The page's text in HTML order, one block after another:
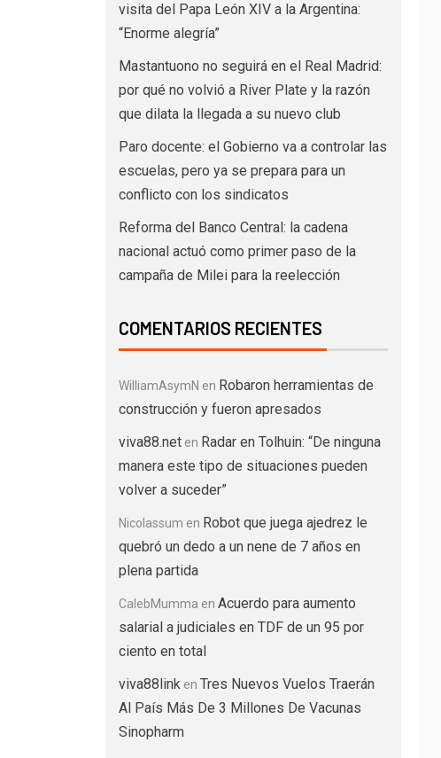
visita del Papa León XIV a la Argentina:
“Enorme alegría”
Mastantuono no seguirá en el Real Madrid:
por qué no volvió a River Plate y la razón
que dilata la llegada a su nuevo club
Paro docente: el Gobierno va a controlar las
escuelas, pero ya se prepara para un
conflicto con los sindicatos
Reforma del Banco Central: la cadena
nacional actuó como primer paso de la
campaña de Milei para la reelección
COMENTARIOS RECIENTES
WilliamAsymN en Robaron herramientas de
construcción y fueron apresados
viva88.neten Radar en Tolhuin: “De ninguna
manera este tipo de situaciones pueden
volver a suceder”
Nicolassum en Robot que juega ajedrez le
quebró un dedo a un nene de 7 años en
plena partida
CalebMumma en Acuerdo para aumento
salarial a judiciales en TDF de un 95 por
ciento en total
viva88link en Tres Nuevos Vuelos Traerán
Al País Más De 3 Millones De Vacunas
Sinopharm